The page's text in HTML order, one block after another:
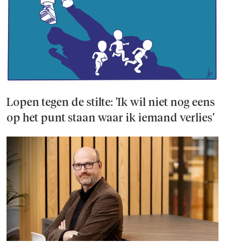
Lopen tegen de stilte: 'Ik wil niet nog eens
op het punt staan waar ik iemand verlies'